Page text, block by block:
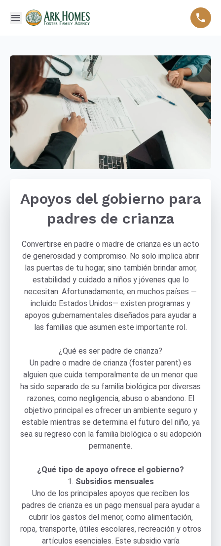
Apoyos del gobierno para
padres de crianza
Convertirse en padre o madre de crianza es un acto
de generosidad y compromiso. No solo implica abrir
las puertas de tu hogar, sino también brindar amor,
estabilidad y cuidado a niños y jóvenes que lo
necesitan. Afortunadamente, en muchos países —
incluido Estados Unidos— existen programas y
apoyos gubernamentales diseñados para ayudar a
las familias que asumen este importante rol.
¿Qué es ser padre de crianza?
Un padre o madre de crianza (foster parent) es
alguien que cuida temporalmente de un menor que
ha sido separado de su familia biológica por diversas
razones, como negligencia, abuso o abandono. El
objetivo principal es ofrecer un ambiente seguro y
estable mientras se determina el futuro del niño, ya
sea su regreso con la familia biológica o su adopción
permanente.
¿Qué tipo de apoyo ofrece el gobierno?
1. Subsidios mensuales
Uno de los principales apoyos que reciben los
padres de crianza es un pago mensual para ayudar a
cubrir los gastos del menor, como alimentación,
ropa, transporte, útiles escolares, recreación y otros
artículos esenciales. Este subsidio varía